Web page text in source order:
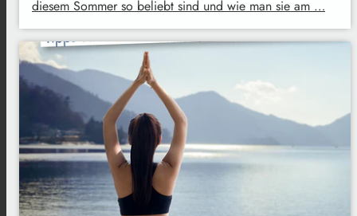
diesem Sommer so beliebt sind und wie man sie am …